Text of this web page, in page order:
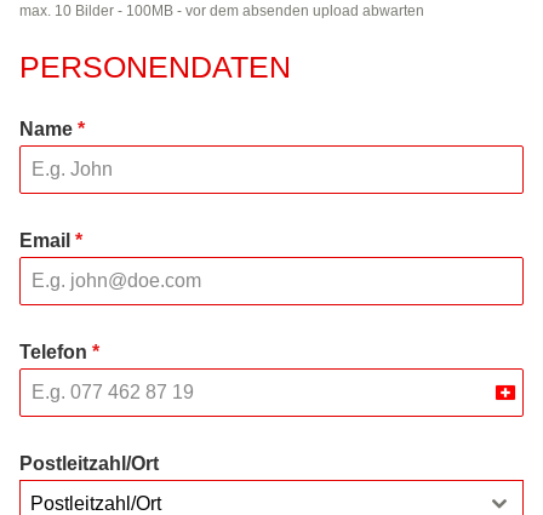
max. 10 Bilder - 100MB - vor dem absenden upload abwarten
PERSONENDATEN
Name *
Email *
Telefon *
Postleitzahl/Ort
Postleitzahl/Ort